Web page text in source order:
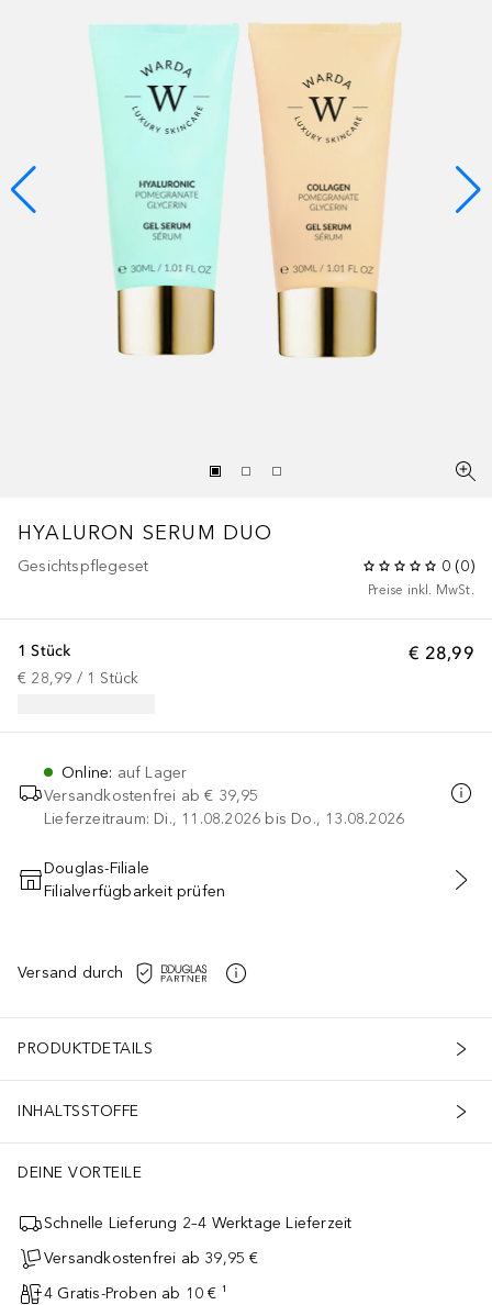
HYALURON SERUM DUO
Gesichtspflegeset 0 (0)
Preise inkl. MwSt.
€ 28,99
1 Stück
€ 28,99 / 1 Stück
Online: auf Lager
Versandkostenfrei ab € 39,95
Lieferzeitraum: Di., 11.08.2026 bis Do., 13.08.2026
IN DEN WARENKORB
Douglas-Filiale
Filialverfügbarkeit prüfen
Versand durch
PRODUKTDETAILS
INHALTSSTOFFE
DEINE VORTEILE
Schnelle Lieferung 2–4 Werktage Lieferzeit
Versandkostenfrei ab 39,95 €
4 Gratis-Proben ab 10 € ¹